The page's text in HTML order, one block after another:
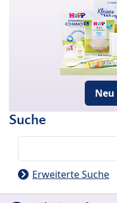
Suche
Erweiterte Suche